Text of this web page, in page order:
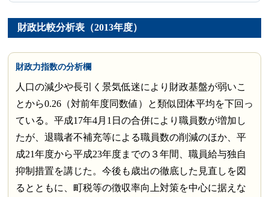
財政比較分析表（2013年度）
財政力指数の分析欄
人口の減少や長引く景気低迷により財政基盤が弱いこ
とから0.26（対前年度同数値）と類似団体平均を下回っ
ている。平成17年4月1日の合併により職員数が増加し
たが、退職者不補充等による職員数の削減のほか、平
成21年度から平成23年度までの３年間、職員給与独自
抑制措置を講じた。今後も歳出の徹底した見直しを図
るとともに、町税等の徴収率向上対策を中心に据えな